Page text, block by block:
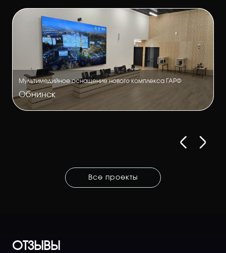
Мультимедийное оснащение нового комплекса ГАРФ
Обнинск
Все проекты
ОТЗЫВЫ